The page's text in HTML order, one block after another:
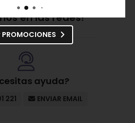
en las redes!
ayuda?
221 ENVIAR EMAIL
PROMOCIONES